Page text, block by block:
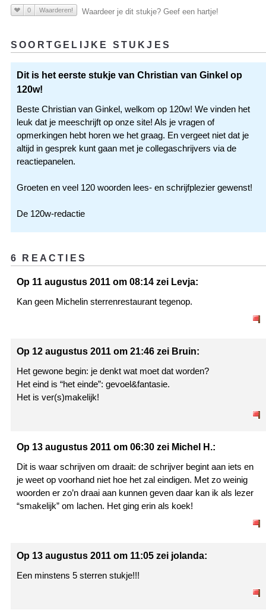
0 Waarderen! Waardeer je dit stukje? Geef een hartje!
SOORTGELIJKE STUKJES
Dit is het eerste stukje van Christian van Ginkel op
120w!
Beste Christian van Ginkel, welkom op 120w! We vinden het
leuk dat je meeschrijft op onze site! Als je vragen of
opmerkingen hebt horen we het graag. En vergeet niet dat je
altijd in gesprek kunt gaan met je collegaschrijvers via de
reactiepanelen.
Groeten en veel 120 woorden lees- en schrijfplezier gewenst!
De 120w-redactie
6 REACTIES
Op 11 augustus 2011 om 08:14 zei Levja:
Kan geen Michelin sterrenrestaurant tegenop.
Op 12 augustus 2011 om 21:46 zei Bruin:
Het gewone begin: je denkt wat moet dat worden?
Het eind is “het einde”: gevoel&fantasie.
Het is ver(s)makelijk!
Op 13 augustus 2011 om 06:30 zei Michel H.:
Dit is waar schrijven om draait: de schrijver begint aan iets en
je weet op voorhand niet hoe het zal eindigen. Met zo weinig
woorden er zo’n draai aan kunnen geven daar kan ik als lezer
“smakelijk” om lachen. Het ging erin als koek!
Op 13 augustus 2011 om 11:05 zei jolanda:
Een minstens 5 sterren stukje!!!